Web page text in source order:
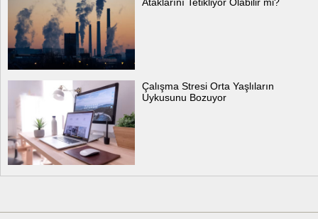
Çalışma Stresi Orta Yaşlıların
Uykusunu Bozuyor